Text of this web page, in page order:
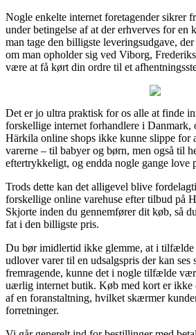
Nogle enkelte internet foretagender sikrer
under betingelse af at der erhverves for en
man tage den billigste leveringsudgave,
om man opholder sig ved Viborg,
være at få kørt din ordre til et
Det er jo ultra praktisk for os alle at finde
forskellige internet forhandlere i Danmark,
Härkila online shops ikke kunne slippe for
varerne – til babyer og børn, men også til
eftertrykkeligt, og endda nogle gange love
Trods dette kan det alligevel blive
forskellige online varehuse efter tilbud på
Skjorte inden du gennemfører dit køb, så
fat i den billigste pris.
Du bør imidlertid ikke glemme, at i tilfælde
udlover varer til en udsalgspris der kan ses
fremragende, kunne det i nogle tilfælde
uærlig internet butik. Køb med kort er ikke
af en foranstaltning, hvilket skærmer
forretninger.